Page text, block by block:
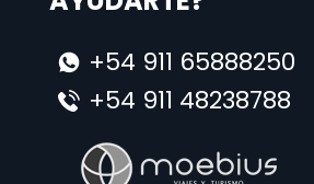
+54 911 65888250
+54 911 48238788